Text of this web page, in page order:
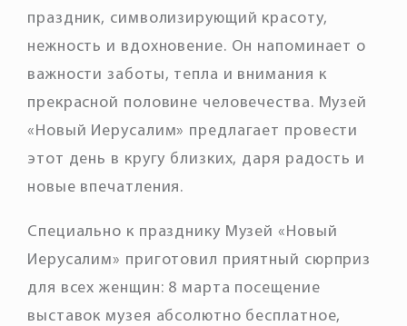
праздник, символизирующий красоту,
нежность и вдохновение. Он напоминает о
важности заботы, тепла и внимания к
прекрасной половине человечества. Музей
«Новый Иерусалим» предлагает провести
этот день в кругу близких, даря радость и
новые впечатления.
Специально к празднику Музей «Новый
Иерусалим» приготовил приятный сюрприз
для всех женщин: 8 марта посещение
выставок музея абсолютно бесплатное,